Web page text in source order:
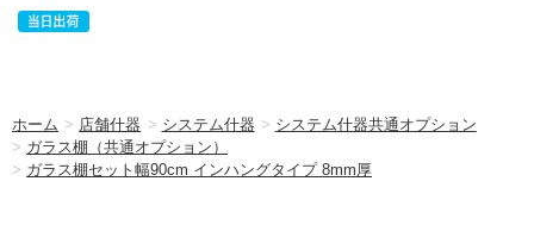
ホーム > 店舗什器 > システム什器 > システム什器共通オプション
> ガラス棚（共通オプション）
> ガラス棚セット幅90cm インハングタイプ 8mm厚